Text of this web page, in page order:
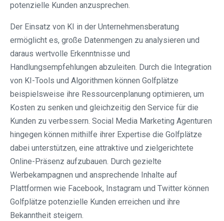
potenzielle Kunden anzusprechen.
Der Einsatz von KI in der Unternehmensberatung
ermöglicht es, große Datenmengen zu analysieren und
daraus wertvolle Erkenntnisse und
Handlungsempfehlungen abzuleiten. Durch die Integration
von KI-Tools und Algorithmen können Golfplätze
beispielsweise ihre Ressourcenplanung optimieren, um
Kosten zu senken und gleichzeitig den Service für die
Kunden zu verbessern. Social Media Marketing Agenturen
hingegen können mithilfe ihrer Expertise die Golfplätze
dabei unterstützen, eine attraktive und zielgerichtete
Online-Präsenz aufzubauen. Durch gezielte
Werbekampagnen und ansprechende Inhalte auf
Plattformen wie Facebook, Instagram und Twitter können
Golfplätze potenzielle Kunden erreichen und ihre
Bekanntheit steigern.